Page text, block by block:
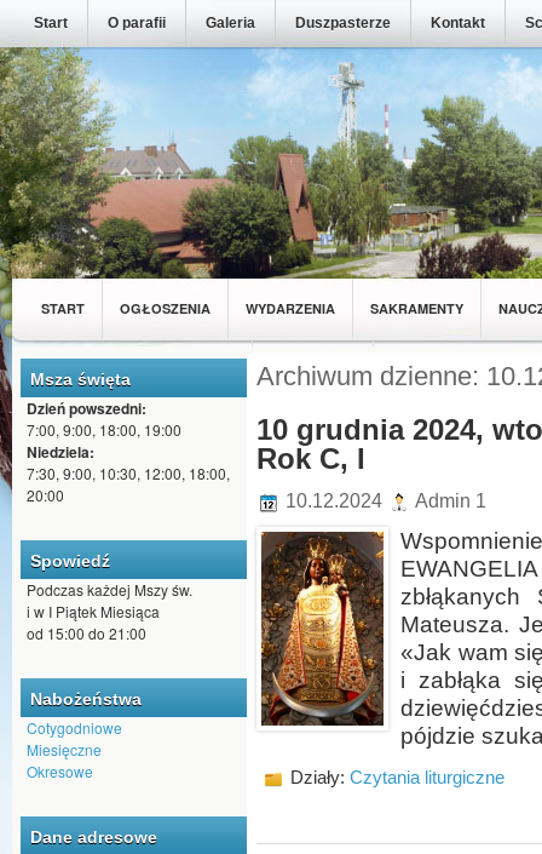
Start O parafii Galeria Duszpasterze Kontakt
START OGŁOSZENIA WYDARZENIA SAKRAMENTY
MŁODZIEŻ Z NASZEJ PARAFII WSPÓLNOTY
Msza święta
Dzień powszedni:
7:00, 9:00, 18:00, 19:00
Niedziela:
7:30, 9:00, 10:30, 12:00, 18:00,
20:00
Spowiedź
Podczas każdej Mszy św.
i w I Piątek Miesiąca
od 15:00 do 21:00
Nabożeństwa
Cotygodniowe
Miesięczne
Okresowe
Dane adresowe
Archiwum dzienne:
10 grudnia 2024,
Rok C, I
10.12.2024 Admin 1
zbłąkanych
Mateusza.
«Jak wam
i zabłąka
pójdzie
Działy: Czytania liturgiczne